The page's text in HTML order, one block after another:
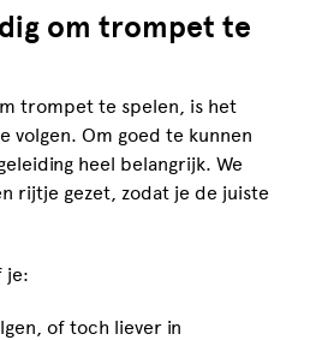
om trompet te
trompet te spelen, is het
volgen. Om goed te kunnen
heel belangrijk. We
rijtje gezet, zodat je de juiste
je:
of toch liever in